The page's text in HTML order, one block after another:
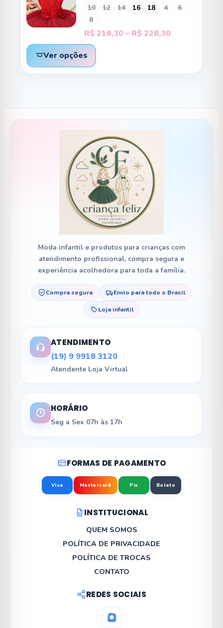
10 12 14 16 18 4
6
8
R$ 216,30– R$ 228,30Faixa
R$ 216,30
através
Ver opções
Moda infantil e produtos para crianças com
atendimento profissional, compra segura e
experiência acolhedora para toda a família.
Compra segura Envio para todo o Brasil
Loja infantil
ATENDIMENTO
(19) 9 9918 3120
Atendente Loja Virtual
HORÁRIO
Seg a Sex 07h às 17h
FORMAS DE PAGAMENTO
Visa Mastercard Pix Boleto
INSTITUCIONAL
QUEM SOMOS
POLÍTICA DE PRIVACIDADE
POLÍTICA DE TROCAS
CONTATO
REDES SOCIAIS